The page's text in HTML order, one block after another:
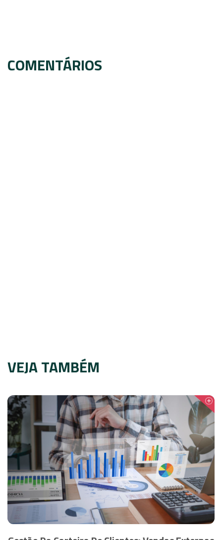
COMENTÁRIOS
VEJA TAMBÉM